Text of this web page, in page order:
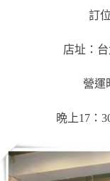
訂
店址：
營運
晩上17：